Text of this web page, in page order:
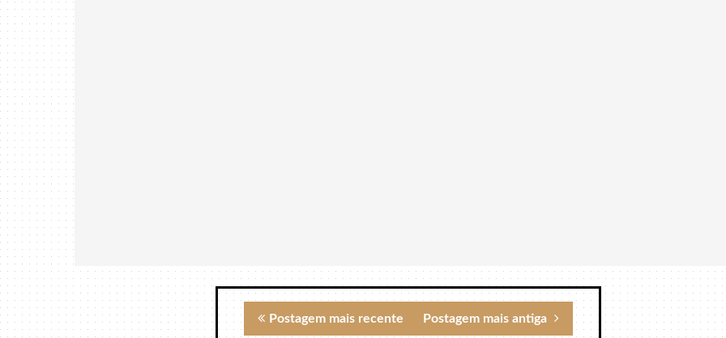
Postagem mais recente Postagem mais antiga